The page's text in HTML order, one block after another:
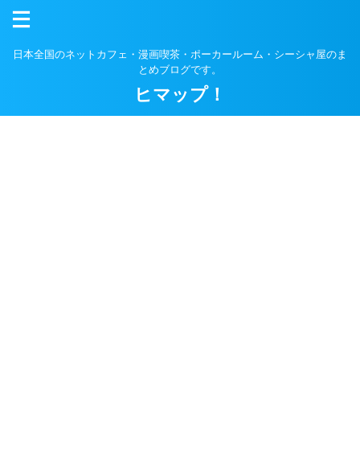
日本全国のネットカフェ・漫画喫茶・ポーカールーム・シーシャ屋のま
とめブログです。
ヒマップ！